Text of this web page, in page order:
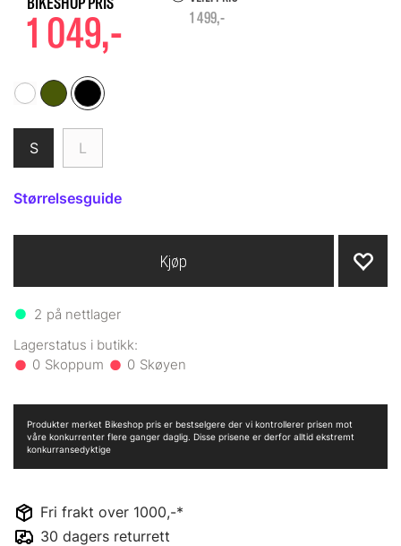
1 049,- 1 499,-
S L
Størrelsesguide
2 på nettlager
0 0
Kjøp
Fri frakt over 1000,-*
30 dagers returrett
Produkter merket Bikeshop pris er bestselgere der vi kontrollerer prisen mot
våre konkurrenter flere ganger daglig. Disse prisene er derfor alltid ekstremt
konkurransedyktige